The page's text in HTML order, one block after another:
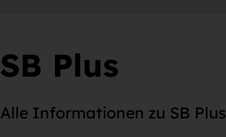
SB Plus
Alle Informationen zu SB Plus